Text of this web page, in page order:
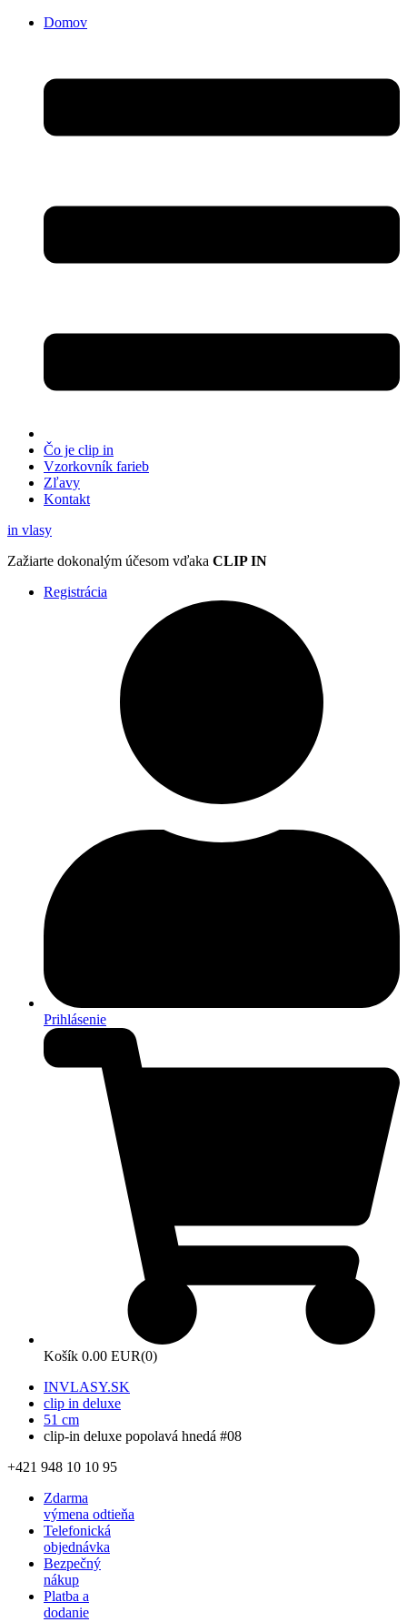
Domov
Čo je clip in
Vzorkovník farieb
Zľavy
Kontakt
in vlasy
Zažiarte dokonalým účesom vďaka CLIP IN
Registrácia
Prihlásenie
Košík 0.00 EUR(0)
INVLASY.SK
clip in deluxe
51 cm
clip-in deluxe popolavá hnedá #08
+421 948 10 10 95
Zdarma
výmena odtieňa
Telefonická
objednávka
Bezpečný
nákup
Platba a
dodanie